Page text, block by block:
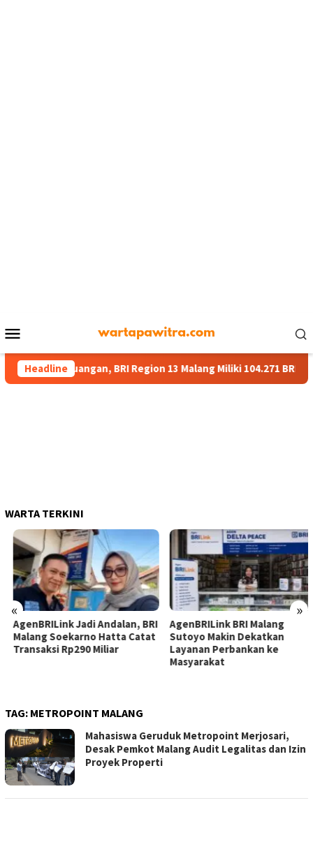
Mobile
Headline
Keuangan, BRI Region 13 Malang Miliki 104.271 BRILink
WARTA TERKINI
« »
AgenBRILink Jadi Andalan, BRI
Malang Soekarno Hatta Catat
Transaksi Rp290 Miliar
AgenBRILink BRI Malang
Sutoyo Makin Dekatkan
Layanan Perbankan ke
Masyarakat
TAG: METROPOINT MALANG
Mahasiswa Geruduk Metropoint Merjosari,
Desak Pemkot Malang Audit Legalitas dan Izin
Proyek Properti